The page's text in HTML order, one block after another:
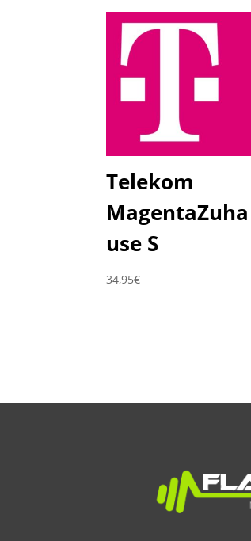
Telekom
MagentaZuha
use S
34,95€